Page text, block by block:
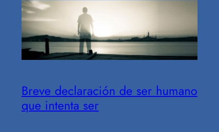
Breve declaración de ser humano
que intenta ser